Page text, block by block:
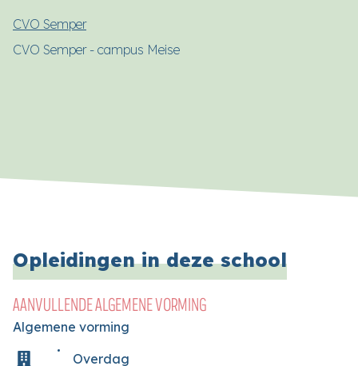
CVO Semper
CVO Semper - campus Meise
Opleidingen in deze school
AANVULLENDE ALGEMENE VORMING
Algemene vorming
Overdag